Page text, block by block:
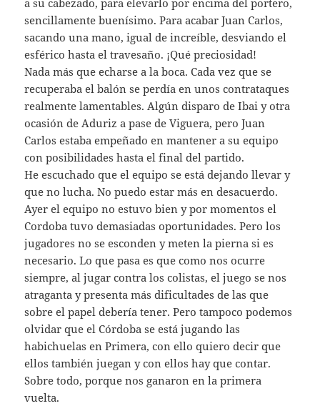
sencillamente buenísimo. Para acabar Juan Carlos,
sacando una mano, igual de increíble, desviando el
esférico hasta el travesaño. ¡Qué preciosidad!
Nada más que echarse a la boca. Cada vez que se
recuperaba el balón se perdía en unos contrataques
realmente lamentables. Algún disparo de Ibai y otra
ocasión de Aduriz a pase de Viguera, pero Juan
Carlos estaba empeñado en mantener a su equipo
con posibilidades hasta el final del partido.
He escuchado que el equipo se está dejando llevar y
que no lucha. No puedo estar más en desacuerdo.
Ayer el equipo no estuvo bien y por momentos el
Cordoba tuvo demasiadas oportunidades. Pero los
jugadores no se esconden y meten la pierna si es
necesario. Lo que pasa es que como nos ocurre
siempre, al jugar contra los colistas, el juego se nos
atraganta y presenta más dificultades de las que
sobre el papel debería tener. Pero tampoco podemos
olvidar que el Córdoba se está jugando las
habichuelas en Primera, con ello quiero decir que
ellos también juegan y con ellos hay que contar.
Sobre todo, porque nos ganaron en la primera
vuelta.